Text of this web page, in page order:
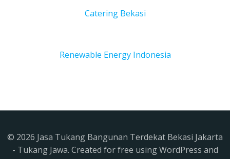
Catering Bekasi
Renewable Energy Indonesia
© 2026 Jasa Tukang Bangunan Terdekat Bekasi Jakarta
- Tukang Jawa. Created for free using WordPress and